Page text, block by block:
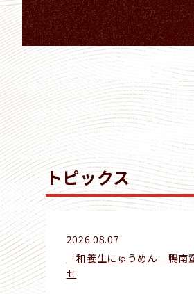
トピックス
2026.08.07
「和養生にゅうめん 鴨南
せ